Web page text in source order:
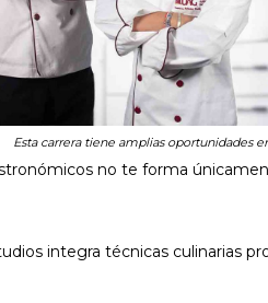
Esta carrera tiene amplias oportunidades
no te forma
integra técnicas culinarias